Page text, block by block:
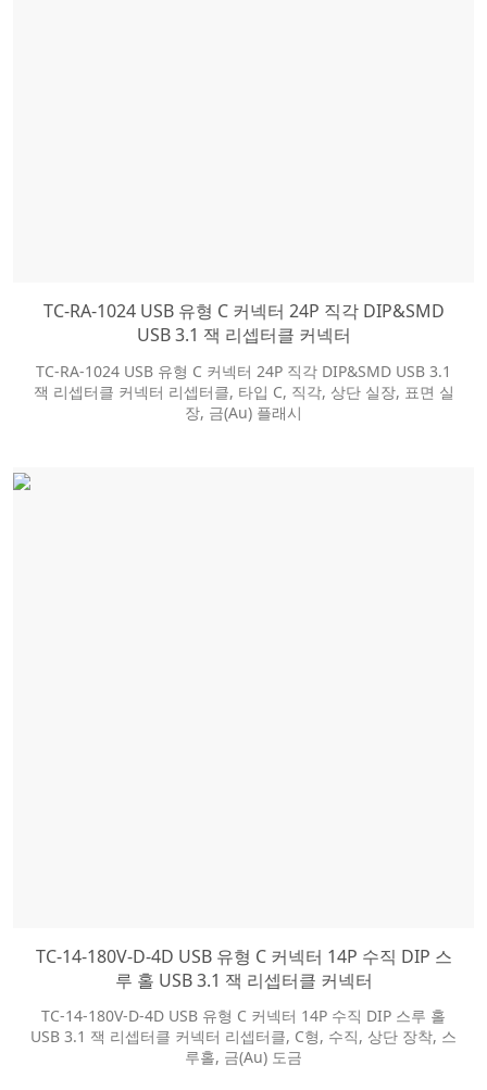
TC-RA-1024 USB 유형 C 커넥터 24P 직각 DIP&SMD
USB 3.1 잭 리셉터클 커넥터
TC-RA-1024 USB 유형 C 커넥터 24P 직각 DIP&SMD USB 3.1
잭 리셉터클 커넥터 리셉터클, 타입 C, 직각, 상단 실장, 표면 실
장, 금(Au) 플래시
TC-14-180V-D-4D USB 유형 C 커넥터 14P 수직 DIP 스
루 홀 USB 3.1 잭 리셉터클 커넥터
TC-14-180V-D-4D USB 유형 C 커넥터 14P 수직 DIP 스루 홀
USB 3.1 잭 리셉터클 커넥터 리셉터클, C형, 수직, 상단 장착, 스
루홀, 금(Au) 도금